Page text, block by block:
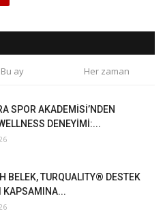
Bu ay Her zaman
SPOR AKADEMİSİ’NDEN
DENEYİMİ:...
BELEK, TURQUALITY® DESTEK
KAPSAMINA...